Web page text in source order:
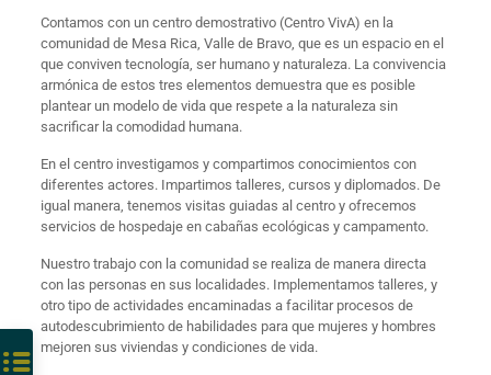
Contamos con un centro demostrativo (Centro VivA) en la
comunidad de Mesa Rica, Valle de Bravo, que es un espacio en el
que conviven tecnología, ser humano y naturaleza. La convivencia
armónica de estos tres elementos demuestra que es posible
plantear un modelo de vida que respete a la naturaleza sin
sacrificar la comodidad humana.
En el centro investigamos y compartimos conocimientos con
diferentes actores. Impartimos talleres, cursos y diplomados. De
igual manera, tenemos visitas guiadas al centro y ofrecemos
servicios de hospedaje en cabañas ecológicas y campamento.
Nuestro trabajo con la comunidad se realiza de manera directa
con las personas en sus localidades. Implementamos talleres, y
otro tipo de actividades encaminadas a facilitar procesos de
autodescubrimiento de habilidades para que mujeres y hombres
mejoren sus viviendas y condiciones de vida.